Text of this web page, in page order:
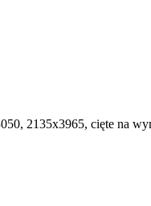
2135х3965, cięte na